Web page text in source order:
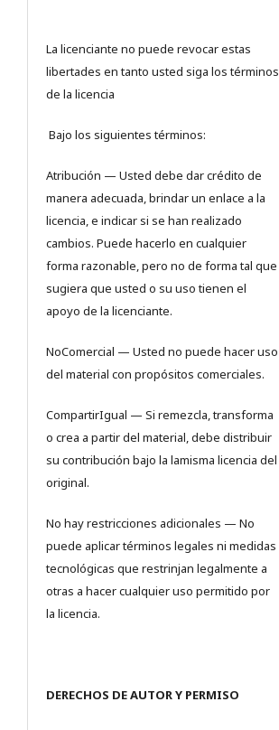
La licenciante no puede revocar estas
libertades en tanto usted siga los términos
de la licencia
Bajo los siguientes términos:
Atribución — Usted debe dar crédito de
manera adecuada, brindar un enlace a la
licencia, e indicar si se han realizado
cambios. Puede hacerlo en cualquier
forma razonable, pero no de forma tal que
sugiera que usted o su uso tienen el
apoyo de la licenciante.
NoComercial — Usted no puede hacer uso
del material con propósitos comerciales.
CompartirIgual — Si remezcla, transforma
o crea a partir del material, debe distribuir
su contribución bajo la lamisma licencia del
original.
No hay restricciones adicionales — No
puede aplicar términos legales ni medidas
tecnológicas que restrinjan legalmente a
otras a hacer cualquier uso permitido por
la licencia.
DERECHOS DE AUTOR Y PERMISO